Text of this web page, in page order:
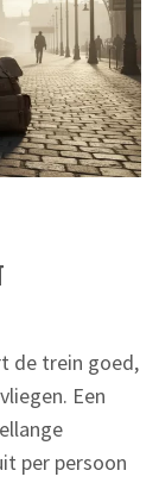
de trein goed,
Een
per persoon